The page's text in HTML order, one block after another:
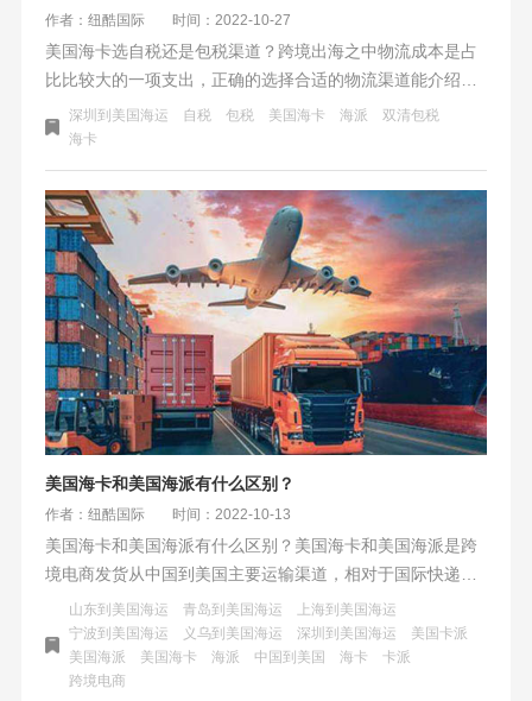
作者：纽酷国际 时间：2022-10-27
美国海卡选自税还是包税渠道？跨境出海之中物流成本是占
比比较大的一项支出，正确的选择合适的物流渠道能介绍非
常大的成本。在FBA创建计划里，同一个FBA仓库往往有多
个渠道可选，在同等差不多的时效下，价格也会有所不同。
深圳到美国海运 自税 包税 美国海卡 海派
双清包税
海卡
美国海卡和美国海派有什么区别？
作者：纽酷国际 时间：2022-10-13
美国海卡和美国海派有什么区别？美国海卡和美国海派是跨
境电商发货从中国到美国主要运输渠道，相对于国际快递和
美国空运有价格的优势。适合货量较大，体积、重量大，时
效相对没这么紧急的货物运输。美国海卡和海派都是美国海
运的其中一种方式，它们有什么区别？以上时效以纽酷国际
美国海卡为参考，海卡本来就是纽酷国际的优势，整体时效
山东到美国海运 青岛到美国海运
上海到美国海运
宁波到美国海运
义乌到美国海运 深圳到美国海运
美国卡派
美国海派
美国海卡 海派 中国到美国 海卡
卡派
跨境电商